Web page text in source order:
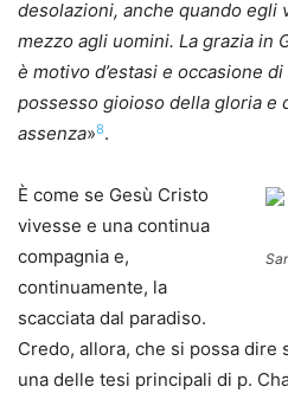
desolazioni, anche quando egli
mezzo agli uomini. La grazia in
è motivo d’estasi e occasione
possesso gioioso della gloria e
assenza»8.
È come se Gesù Cristo
vivesse e una continua
compagnia e,
continuamente, la
scacciata dal paradiso.
Credo, allora, che si possa dire
una delle tesi principali di p.